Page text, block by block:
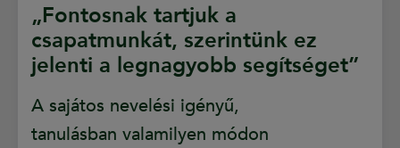
„Fontosnak tartjuk a
csapatmunkát, szerintünk ez
jelenti a legnagyobb segítséget”
A sajátos nevelési igényű,
tanulásban valamilyen módon